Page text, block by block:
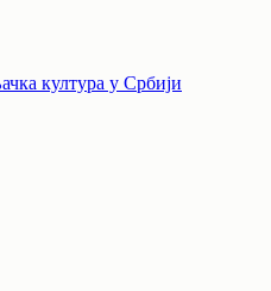
култура у Србији